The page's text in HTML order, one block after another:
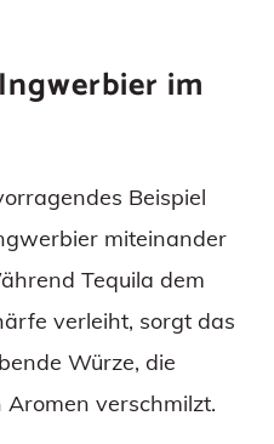
im
Beispiel
miteinander
Tequila dem
verleiht, sorgt das
Würze, die
verschmilzt.